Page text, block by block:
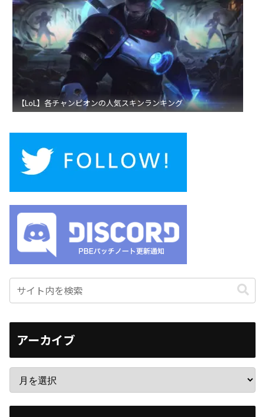
【LoL】各チャンピオンの人気スキンランキング
アーカイブ